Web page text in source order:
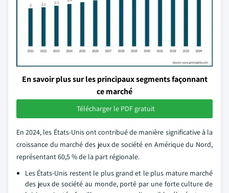
En savoir plus sur les principaux segments façonnant
ce marché
Télécharger le PDF gratuit
En 2024, les États-Unis ont contribué de manière significative à la
croissance du marché des jeux de société en Amérique du Nord,
représentant 60,5 % de la part régionale.
Les États-Unis restent le plus grand et le plus mature marché
des jeux de société au monde, porté par une forte culture de